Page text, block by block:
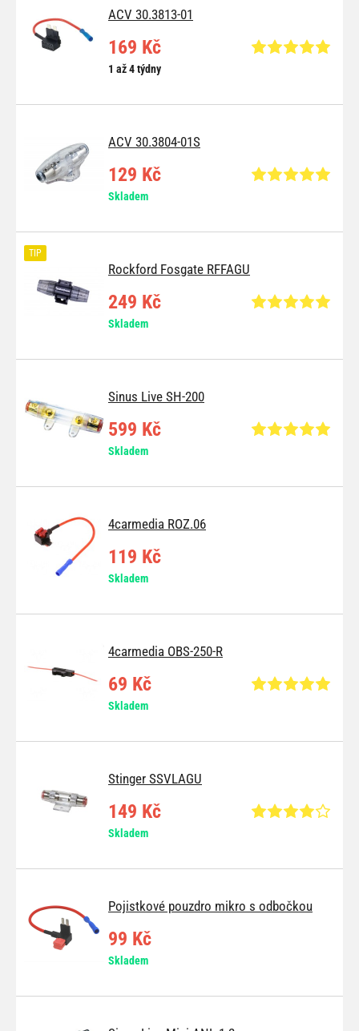
ACV 30.3813-01
169 Kč
1 až 4 týdny
ACV 30.3804-01S
129 Kč
Skladem
Rockford Fosgate RFFAGU
TIP
249 Kč
Skladem
Sinus Live SH-200
599 Kč
Skladem
4carmedia ROZ.06
119 Kč
Skladem
4carmedia OBS-250-R
69 Kč
Skladem
Stinger SSVLAGU
149 Kč
Skladem
Pojistkové pouzdro mikro s odbočkou
99 Kč
Skladem